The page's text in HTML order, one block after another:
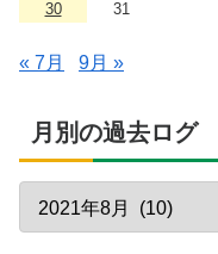
30
31
« 7月 9月 »
月別の過去ログ